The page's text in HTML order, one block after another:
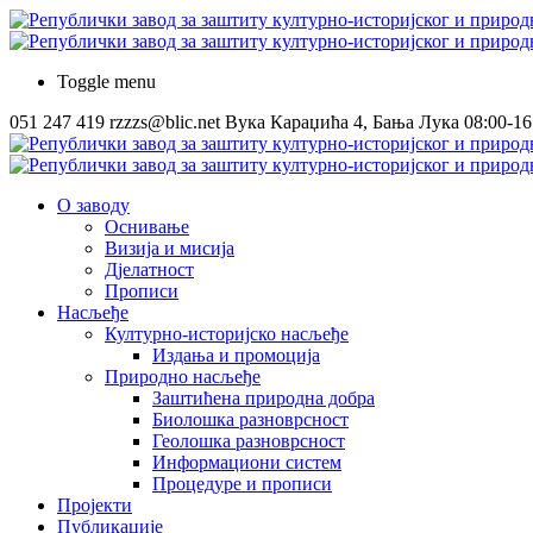
Toggle menu
051 247 419 rzzzs@blic.net Вука Караџића 4, Бања Лука 08:00-
О заводу
Оснивање
Визија и мисија
Дјелатност
Прописи
Насљеђе
Културно-историјско насљеђе
Издања и промоција
Природно насљеђе
Заштићена природна добра
Биолошка разноврсност
Геолошка разноврсност
Информациони систем
Процедуре и прописи
Пројекти
Публикације